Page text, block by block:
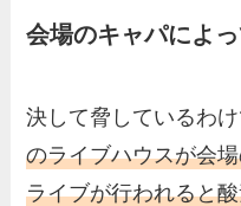
会場のキャパによ
決して脅しているわ
のライブハウスが会
ライブが行われると